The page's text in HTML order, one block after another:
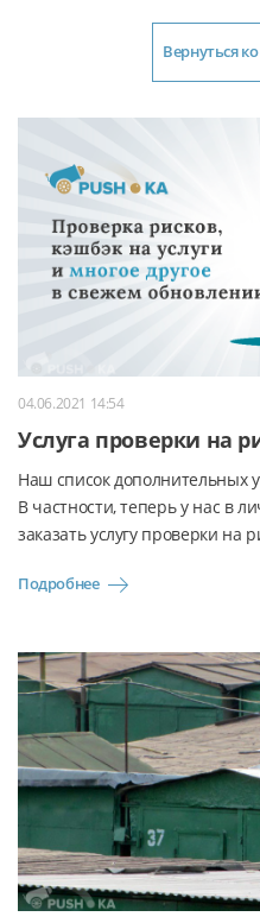
Вернуться
04.06.2021 14:54
Услуга проверки на
Наш список дополнительных
В частности, теперь у нас в
заказать услугу проверки на
Подробнее